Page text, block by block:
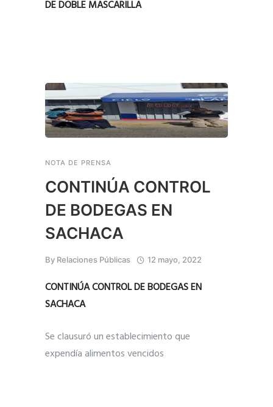
DE DOBLE MASCARILLA
NOTA DE PRENSA
CONTINÚA CONTROL
DE BODEGAS EN
SACHACA
By Relaciones Públicas 12 mayo, 2022
CONTINÚA CONTROL DE BODEGAS EN
SACHACA
Se clausuró un establecimiento que
expendía alimentos vencidos